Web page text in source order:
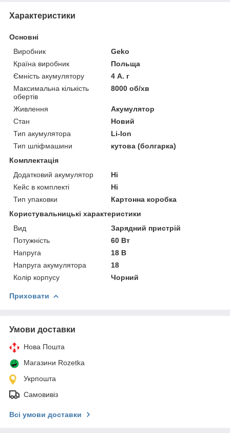
Характеристики
Основні
Виробник
Geko
Країна виробник
Польща
Ємність акумулятору
4 А. г
Максимальна кількість
обертів
8000 об/хв
Живлення
Акумулятор
Стан
Новий
Тип акумулятора
Li-Ion
Тип шліфмашини
кутова (болгарка)
Комплектація
Додатковий акумулятор
Ні
Кейс в комплекті
Ні
Тип упаковки
Картонна коробка
Користувальницькі характеристики
Вид
Зарядний пристрій
Потужність
60 Вт
Напруга
18 В
Напруга акумулятора
18
Колір корпусу
Чорний
Приховати
Умови доставки
Нова Пошта
Магазини Rozetka
Укрпошта
Самовивіз
Всі умови доставки